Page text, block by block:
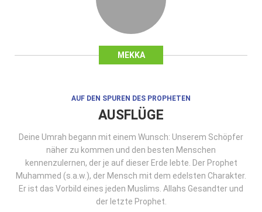
MEKKA
AUF DEN SPUREN DES PROPHETEN
AUSFLÜGE
Deine Umrah begann mit einem Wunsch: Unserem Schöpfer
näher zu kommen und den besten Menschen
kennenzulernen, der je auf dieser Erde lebte. Der Prophet
Muhammed (s.a.w.), der Mensch mit dem edelsten Charakter.
Er ist das Vorbild eines jeden Muslims. Allahs Gesandter und
der letzte Prophet.